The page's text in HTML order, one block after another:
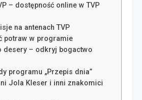
– dostępność online w TVP
na antenach TVP
potraw w programie
desery – odkryj bogactwo
programu „Przepis dnia”
Jola Kleser i inni znakomici